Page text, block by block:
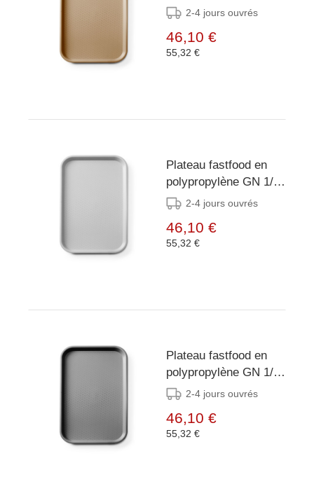
- AmerBox - GN 1/1 -
530x325x(H)20mm
2-4 jours ouvrés
46,10 €
55,32 €
Plateau fastfood en
polypropylène GN 1/1
- AmerBox - GN 1/1 -
530x325x(H)20mm
2-4 jours ouvrés
46,10 €
55,32 €
Plateau fastfood en
polypropylène GN 1/1
- AmerBox - GN 1/1 -
530x325x(H)20mm
2-4 jours ouvrés
46,10 €
55,32 €